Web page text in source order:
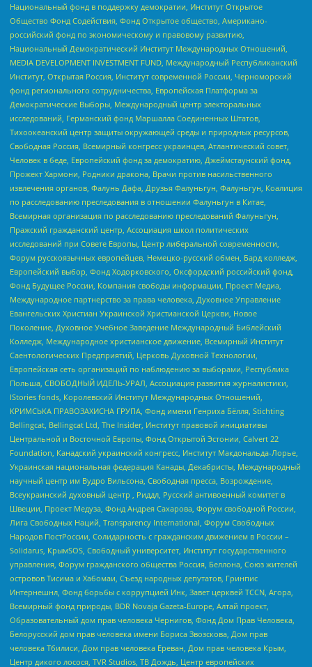
Национальный фонд в поддержку демократии, Институт Открытое
Общество Фонд Содействия, Фонд Открытое общество, Американо-
российский фонд по экономическому и правовому развитию,
Национальный Демократический Институт Международных Отношений,
MEDIA DEVELOPMENT INVESTMENT FUND, Международный Республиканский
Институт, Открытая Россия, Институт современной России, Черноморский
фонд регионального сотрудничества, Европейская Платформа за
Демократические Выборы, Международный центр электоральных
исследований, Германский фонд Маршалла Соединенных Штатов,
Тихоокеанский центр защиты окружающей среды и природных ресурсов,
Свободная Россия, Всемирный конгресс украинцев, Атлантический совет,
Человек в беде, Европейский фонд за демократию, Джеймстаунский фонд,
Прожект Хармони, Родники дракона, Врачи против насильственного
извлечения органов, Фалунь Дафа, Друзья Фалуньгун, Фалуньгун, Коалиция
по расследованию преследования в отношении Фалуньгун в Китае,
Всемирная организация по расследованию преследований Фалуньгун,
Пражский гражданский центр, Ассоциация школ политических
исследований при Совете Европы, Центр либеральной современности,
Форум русскоязычных европейцев, Немецко-русский обмен, Бард колледж,
Европейский выбор, Фонд Ходорковского, Оксфордский российский фонд,
Фонд Будущее России, Компания свободы информации, Проект Медиа,
Международное партнерство за права человека, Духовное Управление
Евангельских Христиан Украинской Христианской Церкви, Новое
Поколение, Духовное Учебное Заведение Международный Библейский
Колледж, Международное христианское движение, Всемирный Институт
Саентологических Предприятий, Церковь Духовной Технологии,
Европейская сеть организаций по наблюдению за выборами, Республика
Польша, СВОБОДНЫЙ ИДЕЛЬ-УРАЛ, Ассоциация развития журналистики,
IStories fonds, Королевский Институт Международных Отношений,
КРИМСЬКА ПРАВОЗАХИСНА ГРУПА, Фонд имени Генриха Бёлля, Stichting
Bellingcat, Bellingcat Ltd, The Insider, Институт правовой инициативы
Центральной и Восточной Европы, Фонд Открытой Эстонии, Calvert 22
Foundation, Канадский украинский конгресс, Институт Макдональда-Лорье,
Украинская национальная федерация Канады, Декабристы, Международный
научный центр им Вудро Вильсона, Свободная пресса, Возрождение,
Всеукраинский духовный центр , Риддл, Русский антивоенный комитет в
Швеции, Проект Медуза, Фонд Андрея Сахарова, Форум свободной России,
Лига Свободных Наций, Transparеncy International, Форум Свободных
Народов ПостРоссии, Солидарность с гражданским движением в России –
Solidarus, КрымSOS, Свободный университет, Институт государственного
управления, Форум гражданского общества Россия, Беллона, Союз жителей
островов Тисима и Хабомаи, Съезд народных депутатов, Гринпис
Интернешнл, Фонд борьбы с коррупцией Инк, Завет церквей TCCN, Агора,
Всемирный фонд природы, BDR Novaja Gazeta-Europe, Алтай проект,
Образовательный дом прав человека Чернигов, Фонд Дом Прав Человека,
Белорусский дом прав человека имени Бориса Звозскова, Дом прав
человека Тбилиси, Дом прав человека Ереван, Дом прав человека Крым,
Центр дикого лосося, TVR Studios, ТВ Дождь, Центр европейских